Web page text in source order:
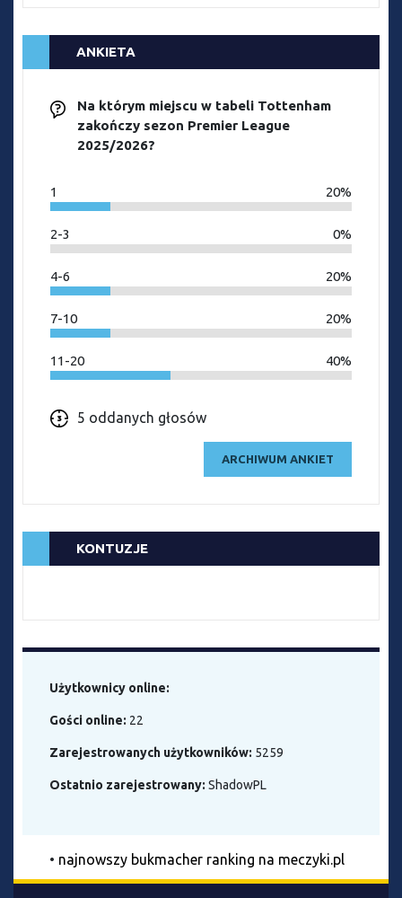
ANKIETA
Na którym miejscu w tabeli Tottenham
zakończy sezon Premier League
2025/2026?
1 20%
2-3 0%
4-6 20%
7-10 20%
11-20 40%
5 oddanych głosów
ARCHIWUM ANKIET
KONTUZJE
Użytkownicy online:
Gości online: 22
Zarejestrowanych użytkowników: 5259
Ostatnio zarejestrowany: ShadowPL
• najnowszy bukmacher ranking na meczyki.pl